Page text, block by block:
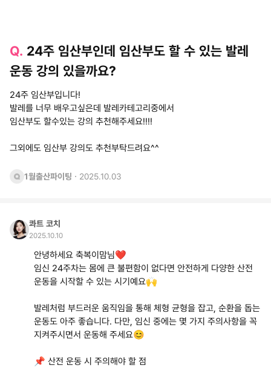
Q. 24주 임산부인데 임산부도 할 수 있는 발레
운동 강의 있을까요?
24주 임산부입니다!
발레를 너무 배우고싶은데 발레카테고리중에서
임산부도 할수있는 강의 추천해주세요!!!!
그외에도 임산부 강의도 추천부탁드려요^^
1월출산파이팅 · 2025.10.03
콰트 코치
2025.10.10
안녕하세요 축복이맘님❤️
임신 24주차는 몸에 큰 불편함이 없다면 안전하게 다양한 산전
운동을 시작할 수 있는 시기예요🙌
발레처럼 부드러운 움직임을 통해 체형 균형을 잡고, 순환을 돕는
운동도 아주 좋습니다. 다만, 임신 중에는 몇 가지 주의사항을 꼭
지켜주시면서 운동해 주세요😊
📌 산전 운동 시 주의해야 할 점